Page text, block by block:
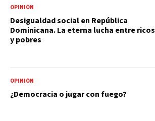
OPINIÓN
Desigualdad social en República
Dominicana. La eterna lucha entre ricos
y pobres
OPINIÓN
¿Democracia o jugar con fuego?